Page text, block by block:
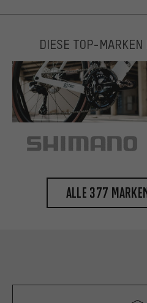
DIESE TOP-MARKEN
Alle 377